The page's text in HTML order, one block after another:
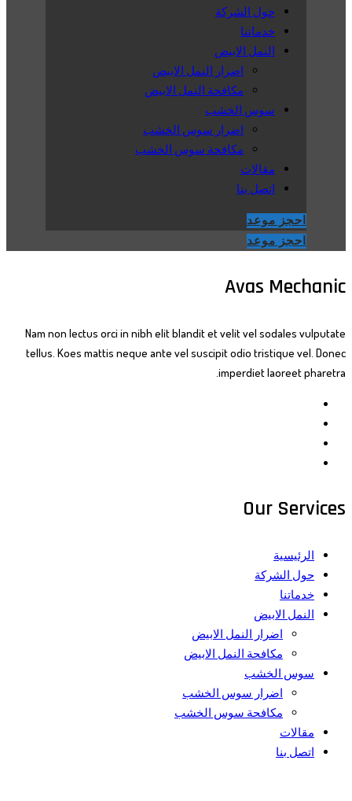
حول الشركة
خدماتنا
النمل الابيض
اضرار النمل الابيض
مكافحة النمل الابيض
سوس الخشب
اضرار سوس الخشب
مكافحة سوس الخشب
مقالات
اتصل بنا
احجز موعد
احجز موعد
Avas Mechanic
Nam non lectus orci in nibh elit blandit et velit vel sodales vulputate
tellus. Koes mattis neque ante vel suscipit odio tristique vel. Donec
imperdiet laoreet pharetra.
Our Services
الرئيسية
حول الشركة
خدماتنا
النمل الابيض
اضرار النمل الابيض
مكافحة النمل الابيض
سوس الخشب
اضرار سوس الخشب
مكافحة سوس الخشب
مقالات
اتصل بنا